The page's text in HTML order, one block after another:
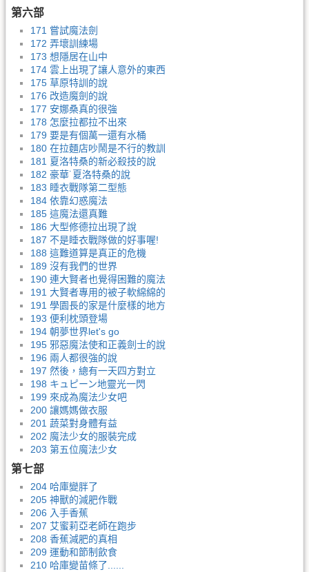
第六部
171 嘗試魔法劍
172 弄壞訓練場
173 想隱居在山中
174 雲上出現了讓人意外的東西
175 草原特訓的說
176 改造魔劍的說
177 安娜桑真的很強
178 怎麼拉都拉不出來
179 要是有個萬一還有水桶
180 在拉麵店吵鬧是不行的教訓
181 夏洛特桑的新必殺技的說
182 豪華˙夏洛特桑的說
183 睡衣戰隊第二型態
184 依靠幻惑魔法
185 這魔法還真難
186 大型修德拉出現了說
187 不是睡衣戰隊做的好事喔!
188 這難道算是真正的危機
189 沒有我們的世界
190 連大賢者也覺得困難的魔法
191 大賢者專用的被子軟綿綿的
191 學園長的家是什麼樣的地方
193 便利枕頭登場
194 朝夢世界let's go
195 邪惡魔法使和正義劍士的說
196 兩人都很強的說
197 然後，總有一天四方對立
198 キュピーン地靈光一閃
199 來成為魔法少女吧
200 讓媽媽做衣服
201 蔬菜對身體有益
202 魔法少女的服裝完成
203 第五位魔法少女
第七部
204 哈庫變胖了
205 神獸的減肥作戰
206 入手香蕉
207 艾蜜莉亞老師在跑步
208 香蕉減肥的真相
209 運動和節制飲食
210 哈庫變苗條了......